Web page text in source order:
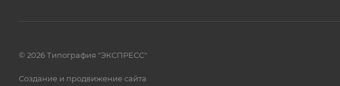
© 2026 Типография "ЭКСПРЕСС"
Создание и продвижение сайта